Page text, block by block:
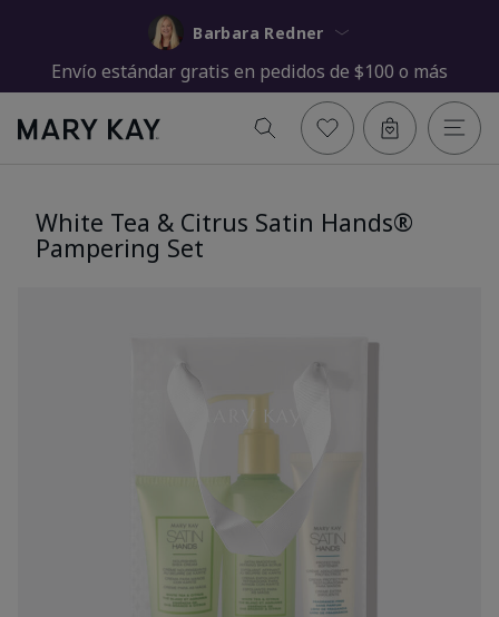
Barbara Redner
Envío estándar gratis en pedidos de $100 o más
White Tea & Citrus Satin Hands®
Pampering Set